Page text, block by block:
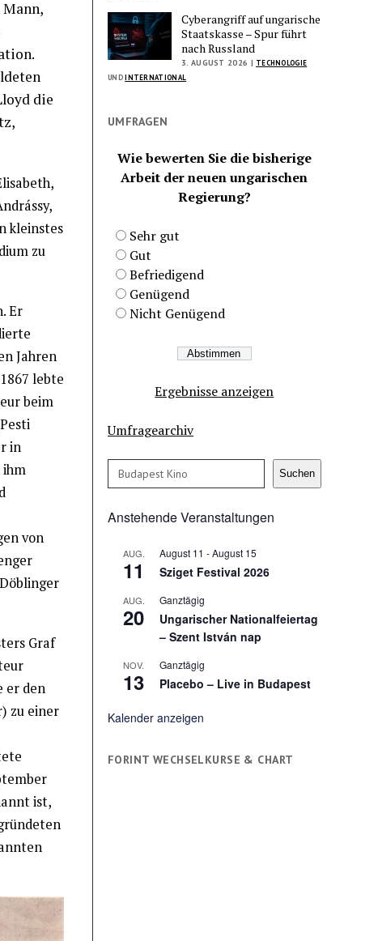
die
kleinstes
zu
Er
Jahren
lebte
beim
in
ihm
von
Graf
er den
zu einer
ist,
Cyberangriff auf ungarische
Staatskasse – Spur führt
nach Russland
3. AUGUST 2026 | TECHNOLOGIE
UNDINTERNATIONAL
UMFRAGEN
Wie bewerten Sie die bisherige
Arbeit der neuen ungarischen
Regierung?
Sehr gut
Gut
Befriedigend
Genügend
Nicht Genügend
Ergebnisse anzeigen
Umfragearchiv
Suchen Suchen
Anstehende Veranstaltungen
AUG.
11
August 11 -August 15
Sziget Festival 2026
AUG.
20
Ganztägig
Ungarischer Nationalfeiertag
– Szent István nap
NOV.
13
Ganztägig
Placebo – Live in Budapest
Kalender anzeigen
FORINT WECHSELKURSE & CHART